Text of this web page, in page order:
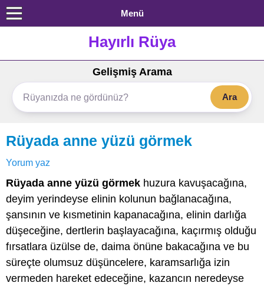
Menü
Hayırlı Rüya
Gelişmiş Arama
Ara
Rüyada anne yüzü görmek
Yorum yaz
Rüyada anne yüzü görmek huzura kavuşacağına,
deyim yerindeyse elinin kolunun bağlanacağına,
şansının ve kısmetinin kapanacağına, elinin darlığa
düşeceğine, dertlerin başlayacağına, kaçırmış olduğu
fırsatlara üzülse de, daima önüne bakacağına ve bu
süreçte olumsuz düşüncelere, karamsarlığa izin
vermeden hareket edeceğine, kazancın neredeyse